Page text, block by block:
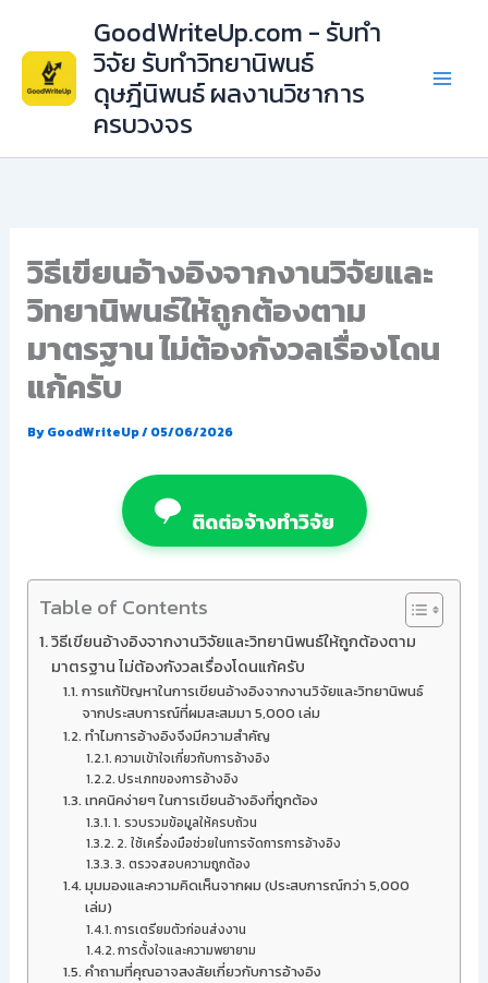
content
GoodWriteUp.com - รับทำ
วิจัย รับทำวิทยานิพนธ์
ดุษฎีนิพนธ์ ผลงานวิชาการ
ครบวงจร
วิธีเขียนอ้างอิงจากงานวิจัยและ
วิทยานิพนธ์ให้ถูกต้องตาม
มาตรฐาน ไม่ต้องกังวลเรื่องโดน
แก้ครับ
ByGoodWriteUp/05/06/2026
ติดต่อจ้างทำวิจัย
Table of Contents
วิธีเขียนอ้างอิงจากงานวิจัยและวิทยานิพนธ์ให้ถูกต้องตาม
มาตรฐาน ไม่ต้องกังวลเรื่องโดนแก้ครับ
การแก้ปัญหาในการเขียนอ้างอิงจากงานวิจัยและวิทยานิพนธ์
จากประสบการณ์ที่ผมสะสมมา 5,000 เล่ม
ทำไมการอ้างอิงจึงมีความสำคัญ
ความเข้าใจเกี่ยวกับการอ้างอิง
ประเภทของการอ้างอิง
เทคนิคง่ายๆ ในการเขียนอ้างอิงที่ถูกต้อง
1. รวบรวมข้อมูลให้ครบถ้วน
2. ใช้เครื่องมือช่วยในการจัดการการอ้างอิง
3. ตรวจสอบความถูกต้อง
มุมมองและความคิดเห็นจากผม (ประสบการณ์กว่า 5,000
เล่ม)
การเตรียมตัวก่อนส่งงาน
การตั้งใจและความพยายาม
คำถามที่คุณอาจสงสัยเกี่ยวกับการอ้างอิง